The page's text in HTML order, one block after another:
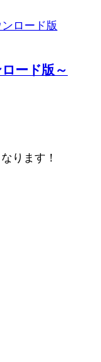
ード版～
ります！